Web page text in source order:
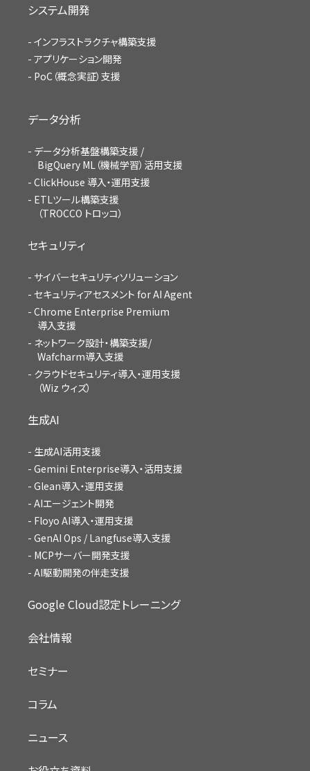
システム開発
インフラストラクチャ構築支援
アプリケーション開発
PoC（概念実証）支援
データ分析
データ分析基盤構築支援 /
BigQuery ML（機械学習）活用支援
ClickHouse 導入・運用支援
ETLツール構築支援
（TROCCO トロッコ）
セキュリティ
サイバーセキュリティソリューション
セキュリティアセスメント for AI Agent
Chrome Enterprise Premium
導入支援
ネットワーク設計・構築支援/
Wafcharm導入支援
クラウドセキュリティ導入・運用支援
（Wiz ウィズ）
生成AI
生成AI活用支援
Gemini Enterprise導入・活用支援
Glean導入・運用支援
AIエージェント開発
Floyo AI導入・運用支援
GenAI Ops / Langfuse導入支援
MCPサーバー開発支援
AI駆動開発の伴走支援
Google Cloud認定トレーニング
会社情報
セミナー
コラム
ニュース